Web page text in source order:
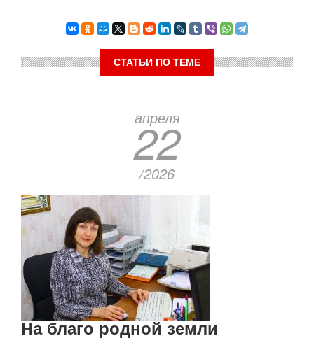
СТАТЬИ ПО ТЕМЕ
апреля
22
/2026
На благо родной земли